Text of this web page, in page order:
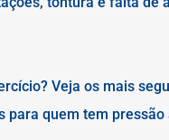
Veja os mais
para quem tem